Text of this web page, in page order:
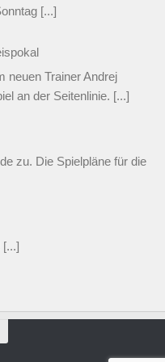
[...]
neuen Trainer Andrej
an der Seitenlinie. [...]
zu. Die Spielpläne für die
[...]